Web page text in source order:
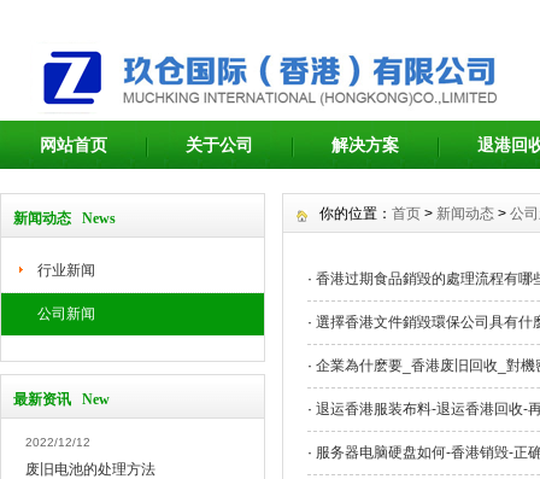
网站首页 关于公司 解决方案 退港回
新闻动态 News
行业新闻
公司新闻
最新资讯 New
2022/12/12
废旧电池的处理方法
你的位置： 首页 > 新闻动态 > 公
· 香港过期食品銷毀的處理流程有哪
· 選擇香港文件銷毀環保公司具有什
· 企業為什麽要_香港废旧回收_對機
· 退运香港服装布料-退运香港回收-
· 服务器电脑硬盘如何-香港销毁-正